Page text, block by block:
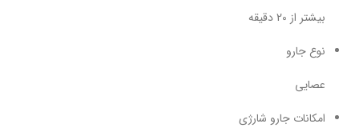
بیشتر از 20 دقیقه
نوع جارو
عصایی
امکانات جارو شارژی